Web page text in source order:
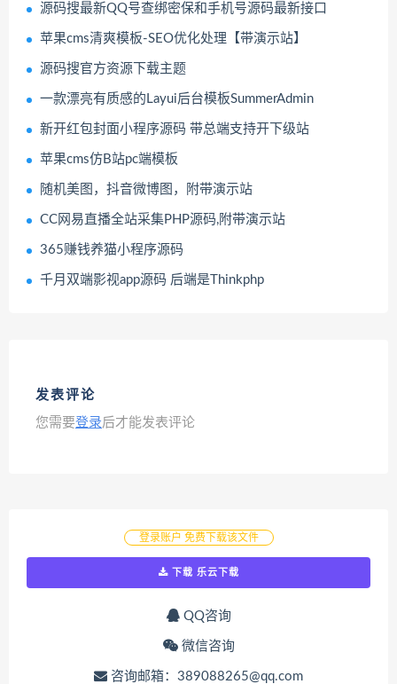
源码搜最新QQ号查绑密保和手机号源码最新接口
苹果cms清爽模板-SEO优化处理【带演示站】
源码搜官方资源下载主题
一款漂亮有质感的Layui后台模板SummerAdmin
新开红包封面小程序源码 带总端支持开下级站
苹果cms仿B站pc端模板
随机美图，抖音微博图，附带演示站
CC网易直播全站采集PHP源码,附带演示站
365赚钱养猫小程序源码
千月双端影视app源码 后端是Thinkphp
发表评论
您需要登录后才能发表评论
登录账户 免费下载该文件
下载 乐云下载
QQ咨询
微信咨询
咨询邮箱：389088265@qq.com